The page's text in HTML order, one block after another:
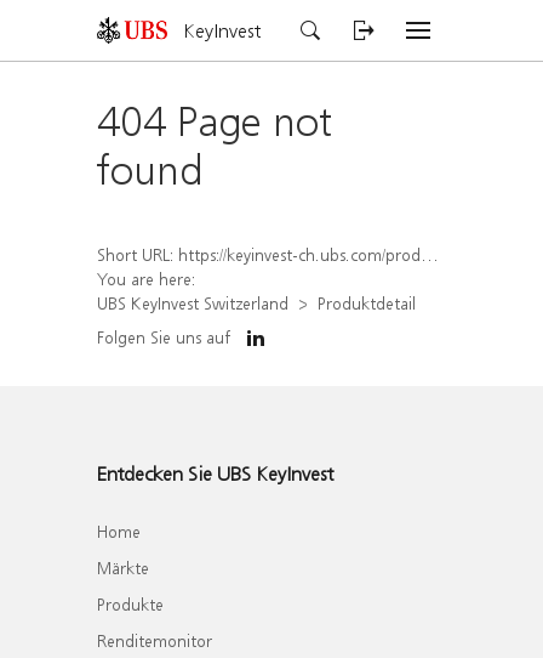
KeyInvest
404 Page not
found
Short URL: https://keyinvest-ch.ubs.com/produkt/detail/index/isin/CH1564685969
You are here:
UBS KeyInvest Switzerland
Produktdetail
Folgen Sie uns auf
Entdecken Sie UBS KeyInvest
Home
Märkte
Produkte
Renditemonitor